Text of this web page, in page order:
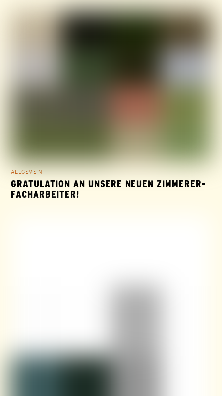
ALLGEMEIN
GRATULATION AN UNSERE NEUEN ZIMMERER-
FACHARBEITER!